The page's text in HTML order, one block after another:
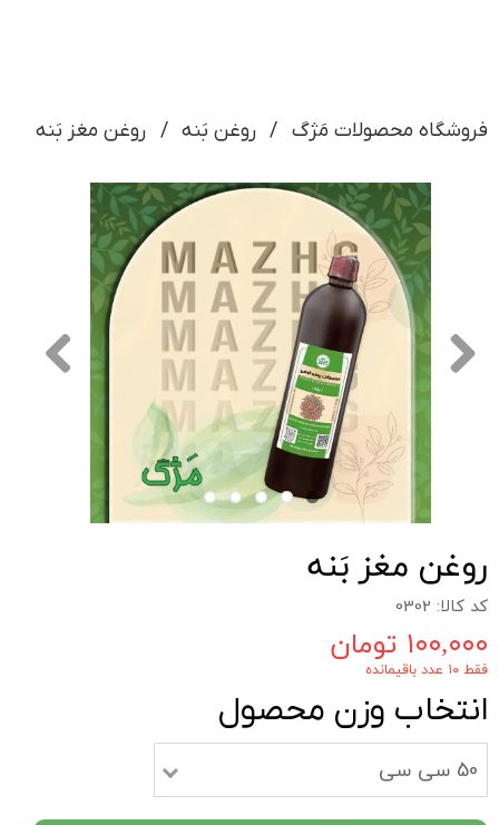
فروشگاه محصولات مَژگ روغن بَنه روغن مغز بَنه
روغن مغز بَنه
کد کالا: 0302
۱۰۰,۰۰۰ تومان
فقط ۱۰ عدد باقیمانده
انتخاب وزن محصول
50 سی سی